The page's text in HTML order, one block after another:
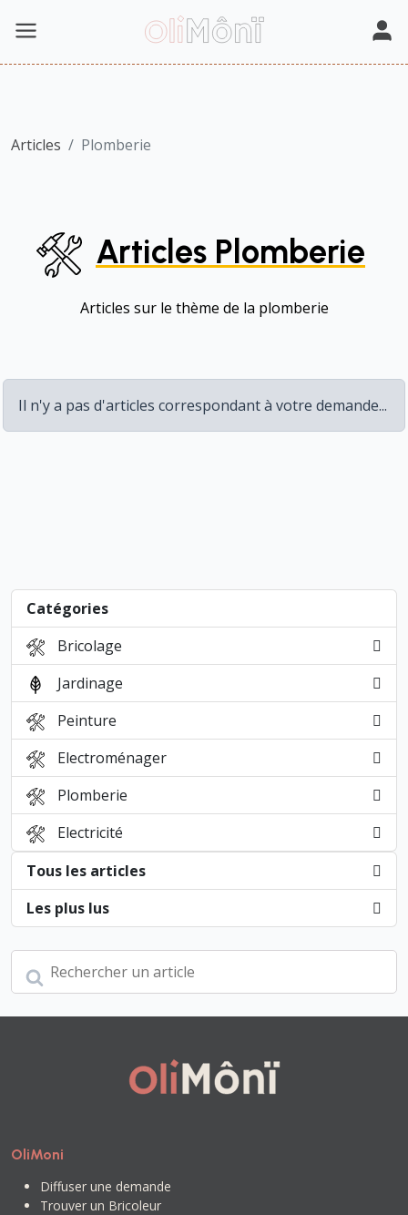
Articles Plomberie
Articles Plomberie
Articles sur le thème de la plomberie
Il n'y a pas d'articles correspondant à votre demande...
Catégories
Bricolage
Jardinage
Peinture
Electroménager
Plomberie
Electricité
Tous les articles
Les plus lus
OliMoni
Diffuser une demande
Trouver un Bricoleur